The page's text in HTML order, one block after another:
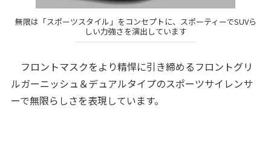
無限は「スポーツスタイル」をコンセプトに、スポーティーでSUVら
しい力強さを演出しています
フロントマスクをより精悍に引き締めるフロントグリ
ルガーニッシュ＆デュアルタイプのスポーツサイレンサ
ーで無限らしさを表現しています。